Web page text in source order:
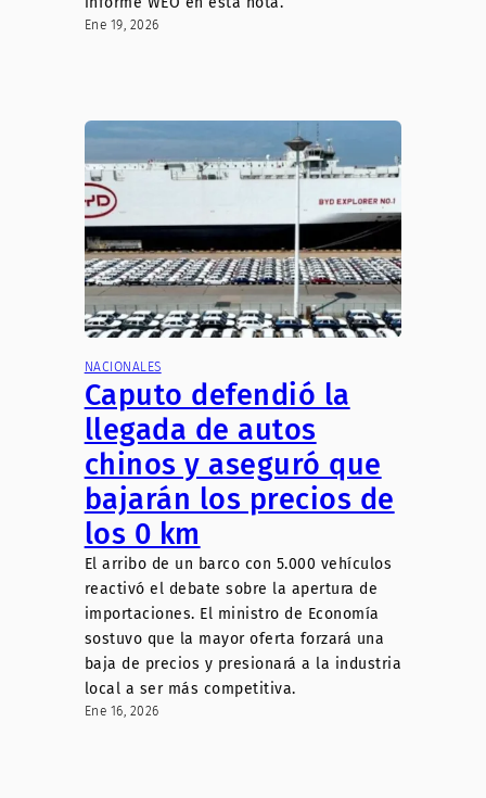
Ene 19, 2026
NACIONALES
Caputo defendió la
llegada de autos
chinos y aseguró que
bajarán los precios de
los 0 km
El arribo de un barco con 5.000 vehículos
reactivó el debate sobre la apertura de
importaciones. El ministro de Economía
sostuvo que la mayor oferta forzará una
baja de precios y presionará a la industria
local a ser más competitiva.
Ene 16, 2026